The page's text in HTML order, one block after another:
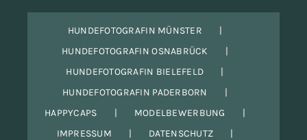
HUNDEFOTOGRAFIN MÜNSTER
HUNDEFOTOGRAFIN OSNABRÜCK
HUNDEFOTOGRAFIN BIELEFELD
HUNDEFOTOGRAFIN PADERBORN
HAPPYCAPS
MODELBEWERBUNG
IMPRESSUM
DATENSCHUTZ